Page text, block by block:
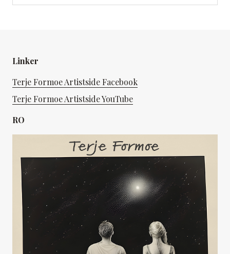
Linker
Terje Formoe Artistside Facebook
Terje Formoe Artistside YouTube
RO